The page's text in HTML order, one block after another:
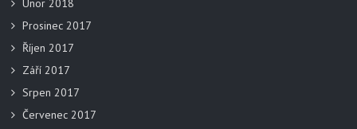
Únor 2018
Prosinec 2017
Říjen 2017
Září 2017
Srpen 2017
Červenec 2017